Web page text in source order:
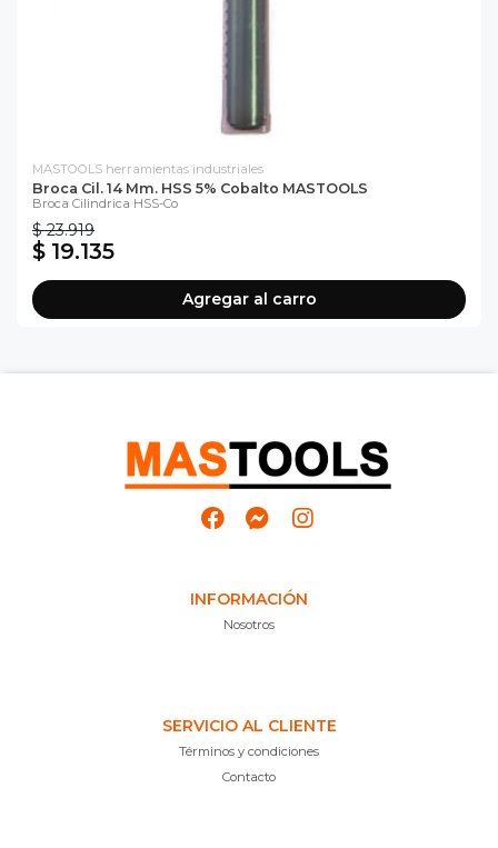
MASTOOLS herramientas industriales
Broca Cil. 14 Mm. HSS 5% Cobalto MASTOOLS
Broca Cilindrica HSS-Co
$ 23.919
$ 19.135
Agregar al carro
INFORMACIÓN
Nosotros
SERVICIO AL CLIENTE
Términos y condiciones
Contacto